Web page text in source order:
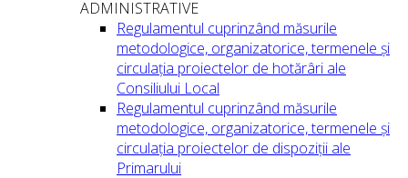
ADMINISTRATIVE
Regulamentul cuprinzând măsurile
metodologice, organizatorice, termenele și
circulația proiectelor de hotărâri ale
Consiliului Local
Regulamentul cuprinzând măsurile
metodologice, organizatorice, termenele și
circulația proiectelor de dispoziții ale
Primarului